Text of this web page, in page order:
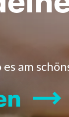
am